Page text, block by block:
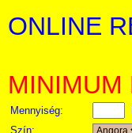
ONLINE
MINIMUM
Mennyiség:
Szín: